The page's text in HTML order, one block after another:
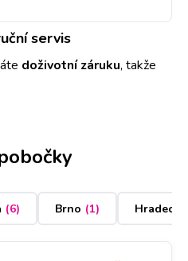
servis
doživotní záruku, takže
(6) Brno (1) Hradec